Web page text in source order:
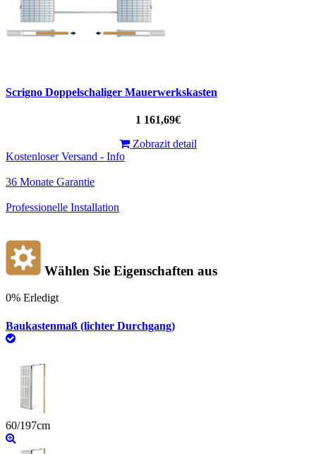
Scrigno Doppelschaliger Mauerwerkskasten
1 161,69€
Zobrazit detail
Kostenloser Versand - Info
36 Monate Garantie
Professionelle Installation
Wählen Sie Eigenschaften aus
0% Erledigt
Baukastenmaß (lichter Durchgang)
60/197cm